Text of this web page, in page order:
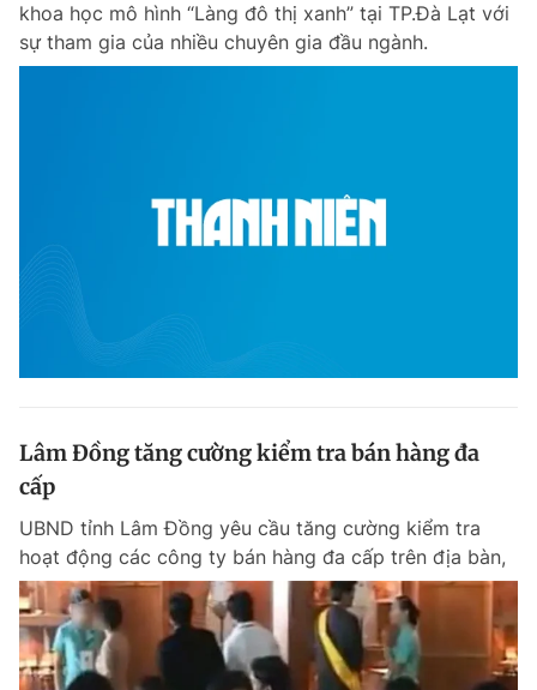
khoa học mô hình “Làng đô thị xanh” tại TP.Đà Lạt với
sự tham gia của nhiều chuyên gia đầu ngành.
Lâm Đồng tăng cường kiểm tra bán hàng đa
cấp
UBND tỉnh Lâm Đồng yêu cầu tăng cường kiểm tra
hoạt động các công ty bán hàng đa cấp trên địa bàn,